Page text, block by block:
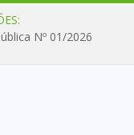
Nº 01/2026